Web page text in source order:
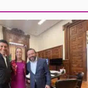
y tranquilidad
extraordinario
Jesús Romero